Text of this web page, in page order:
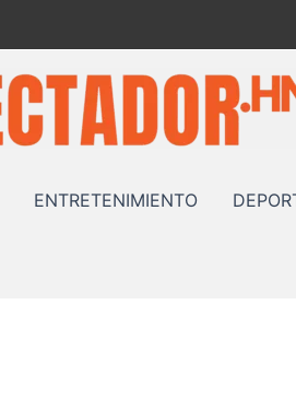
ENTRETENIMIENTO